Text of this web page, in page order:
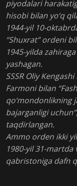
piyodalari
hisobi bilan yo‘q
1944-yil 10-
“Shuxrat” ordeni
1945-yilda
yashagan.
SSSR Oliy
Farmoni bilan
qo‘mondonlikning
bajarganligi
taqdirlangan.
Ammo orden ikki
1980-yil 31-
qabristoniga dafn